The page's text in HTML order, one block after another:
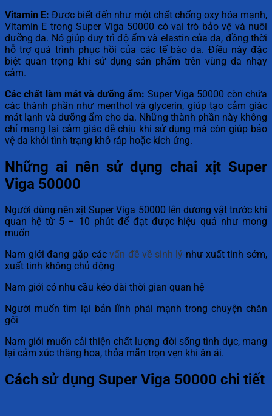
Vitamin E: Được biết đến như một chất chống oxy hóa mạnh,
Vitamin E trong Super Viga 50000 có vai trò bảo vệ và nuôi
dưỡng da. Nó giúp duy trì độ ẩm và elastin của da, đồng thời
hỗ trợ quá trình phục hồi của các tế bào da. Điều này đặc
biệt quan trọng khi sử dụng sản phẩm trên vùng da nhạy
cảm.
Các chất làm mát và dưỡng ẩm: Super Viga 50000 còn chứa
các thành phần như menthol và glycerin, giúp tạo cảm giác
mát lạnh và dưỡng ẩm cho da. Những thành phần này không
chỉ mang lại cảm giác dễ chịu khi sử dụng mà còn giúp bảo
vệ da khỏi tình trạng khô ráp hoặc kích ứng.
Những ai nên sử dụng chai xịt Super
Viga 50000
Người dùng nên xịt Super Viga 50000 lên dương vật trước khi
quan hệ từ 5 – 10 phút để đạt được hiệu quả như mong
muốn
Nam giới đang gặp cácvấn đề về sinh lý như xuất tinh sớm,
xuất tinh không chủ động
Nam giới có nhu cầu kéo dài thời gian quan hệ
Người muốn tìm lại bản lĩnh phái mạnh trong chuyện chăn
gối
Nam giới muốn cải thiện chất lượng đời sống tình dục, mang
lại cảm xúc thăng hoa, thỏa mãn trọn vẹn khi ân ái.
Cách sử dụng Super Viga 50000 chi tiết